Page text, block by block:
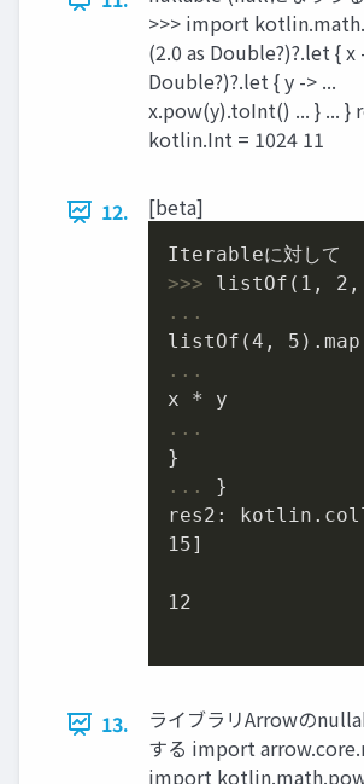
>>> import
(2.0 as Double?)?.let { x
Double?)?.let { y -> ...
x.pow(y).toInt() ... } ... }
kotlin.Int = 1024 11
12. [beta]
>>>
listOf( 1 , 2 ,
...
...
...
...
}
res2:
15]
12
13.
ライブラリArrowの
する import
import